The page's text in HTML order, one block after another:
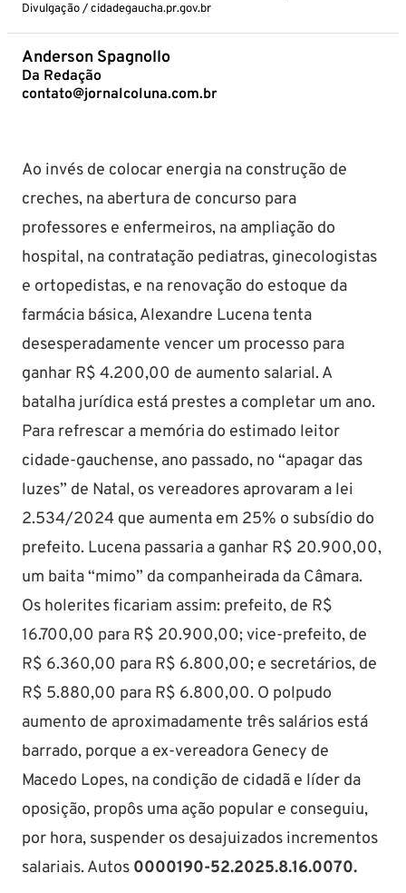
Divulgação / cidadegaucha.pr.gov.br
Anderson Spagnollo
Da Redação
contato@jornalcoluna.com.br
Ao invés de colocar energia na construção de
creches, na abertura de concurso para
professores e enfermeiros, na ampliação do
hospital, na contratação pediatras, ginecologistas
e ortopedistas, e na renovação do estoque da
farmácia básica, Alexandre Lucena tenta
desesperadamente vencer um processo para
ganhar R$ 4.200,00 de aumento salarial. A
batalha jurídica está prestes a completar um ano.
Para refrescar a memória do estimado leitor
cidade-gauchense, ano passado, no “apagar das
luzes” de Natal, os vereadores aprovaram a lei
2.534/2024 que aumenta em 25% o subsídio do
prefeito. Lucena passaria a ganhar R$ 20.900,00,
um baita “mimo” da companheirada da Câmara.
Os holerites ficariam assim: prefeito, de R$
16.700,00 para R$ 20.900,00; vice-prefeito, de
R$ 6.360,00 para R$ 6.800,00; e secretários, de
R$ 5.880,00 para R$ 6.800,00. O polpudo
aumento de aproximadamente três salários está
barrado, porque a ex-vereadora Genecy de
Macedo Lopes, na condição de cidadã e líder da
oposição, propôs uma ação popular e conseguiu,
por hora, suspender os desajuizados incrementos
salariais. Autos 0000190-52.2025.8.16.0070.